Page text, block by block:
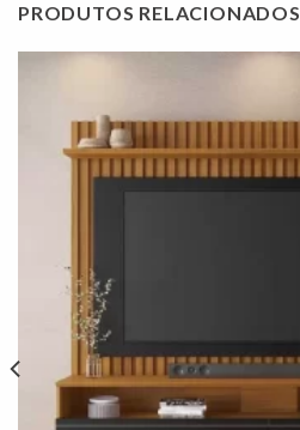
PRODUTOS RELACIONADOS